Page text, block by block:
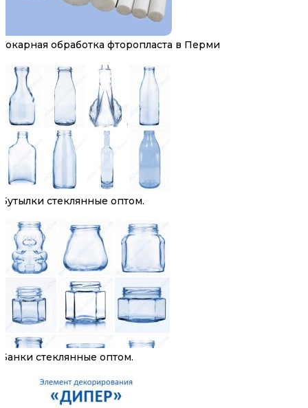
Токарная обработка фторопласта в Перми
Бутылки стеклянные оптом.
Банки стеклянные оптом.